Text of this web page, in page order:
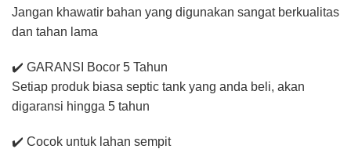
Jangan khawatir bahan yang digunakan sangat berkualitas
dan tahan lama
✔️ GARANSI Bocor 5 Tahun
Setiap produk biasa septic tank yang anda beli, akan
digaransi hingga 5 tahun
✔️ Cocok untuk lahan sempit